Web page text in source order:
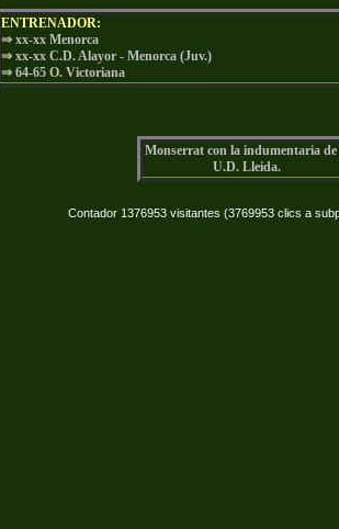
ENTRENADOR:
⇒ xx-xx Menorca
⇒ xx-xx C.D. Alayor - Menorca (Juv.)
⇒ 64-65 O. Victoriana
Monserrat con la indumentaria de
U.D. Lleida.
Contador 1376953 visitantes (3769953 clics a